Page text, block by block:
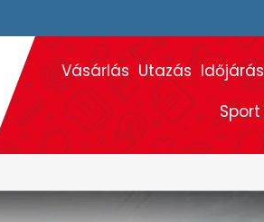
Vásárlás Utazás Időjárás
Sport